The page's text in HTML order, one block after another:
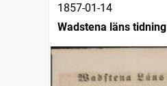
1857-01-14
Wadstena läns tidning